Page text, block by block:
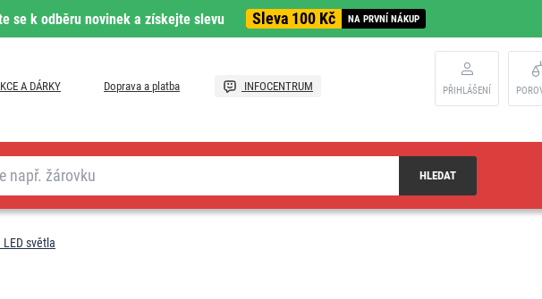
se k odběru novinek a získejte slevu Sleva 100 Kč NA PRVNÍ NÁKUP
A DÁRKY Doprava a platba INFOCENTRUM PŘIHLÁŠENÍ
HLEDAT
světla